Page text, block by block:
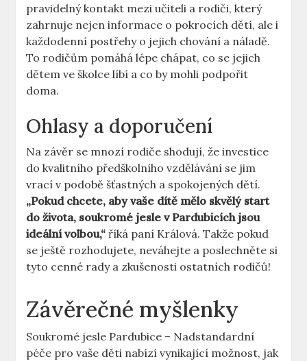
pravidelný kontakt mezi učiteli a rodiči, který
zahrnuje nejen informace o pokrocích dětí, ale i
každodenní postřehy o jejich chování a náladě.
To rodičům pomáhá lépe chápat, co se jejich
dětem ve školce líbí a co by mohli podpořit
doma.
Ohlasy a doporučení
Na závěr se mnozí rodiče shodují, že investice
do kvalitního předškolního vzdělávání se jim
vrací v podobě šťastných a spokojených dětí.
„Pokud chcete, aby vaše dítě mělo skvělý start
do života, soukromé jesle v Pardubicích jsou
ideální volbou,“ říká paní Králová. Takže pokud
se ještě rozhodujete, neváhejte a poslechněte si
tyto cenné rady a zkušenosti ostatních rodičů!
Závěrečné myšlenky
Soukromé jesle Pardubice – Nadstandardní
péče pro vaše děti nabízí vynikající možnost, jak